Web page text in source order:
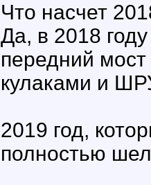
Что насчет
Да, в 2018
передний
кулаками и
2019 год,
полностью шел